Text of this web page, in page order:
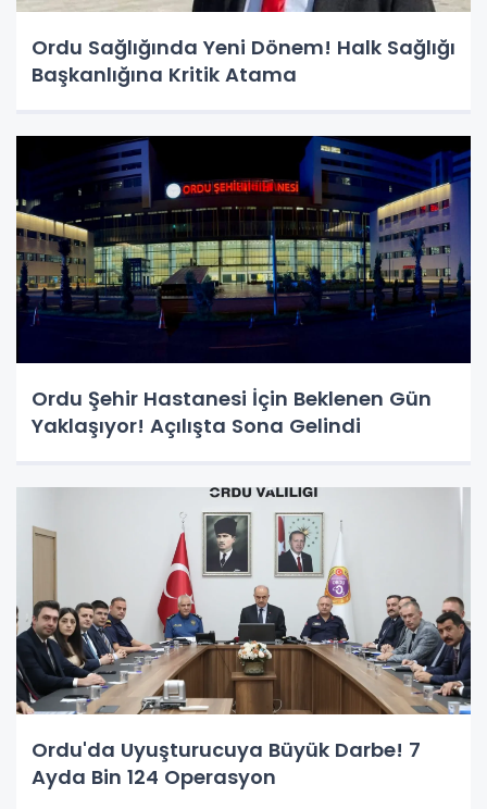
Ordu Sağlığında Yeni Dönem! Halk Sağlığı
Başkanlığına Kritik Atama
Ordu Şehir Hastanesi İçin Beklenen Gün
Yaklaşıyor! Açılışta Sona Gelindi
Ordu'da Uyuşturucuya Büyük Darbe! 7
Ayda Bin 124 Operasyon